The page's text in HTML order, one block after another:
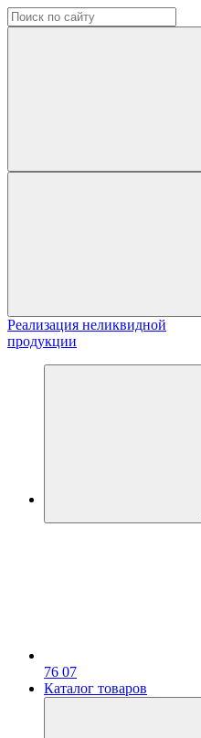
Реализация неликвидной
продукции
76 07
Каталог товаров